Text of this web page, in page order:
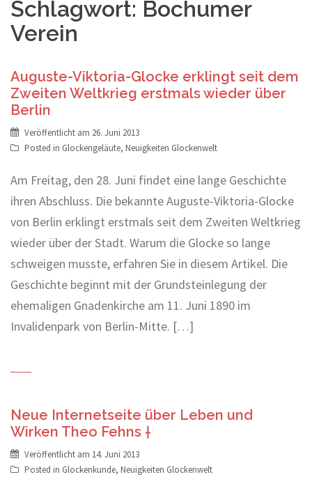
Schlagwort: Bochumer
Verein
Auguste-Viktoria-Glocke erklingt seit dem
Zweiten Weltkrieg erstmals wieder über
Berlin
Veröffentlicht am 26. Juni 2013
Posted in Glockengeläute, Neuigkeiten Glockenwelt
Am Freitag, den 28. Juni findet eine lange Geschichte
ihren Abschluss. Die bekannte Auguste-Viktoria-Glocke
von Berlin erklingt erstmals seit dem Zweiten Weltkrieg
wieder über der Stadt. Warum die Glocke so lange
schweigen musste, erfahren Sie in diesem Artikel. Die
Geschichte beginnt mit der Grundsteinlegung der
ehemaligen Gnadenkirche am 11. Juni 1890 im
Invalidenpark von Berlin-Mitte. […]
Neue Internetseite über Leben und
Wirken Theo Fehns †
Veröffentlicht am 14. Juni 2013
Posted in Glockenkunde, Neuigkeiten Glockenwelt